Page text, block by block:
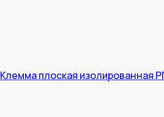
Клемма плоская изолированная